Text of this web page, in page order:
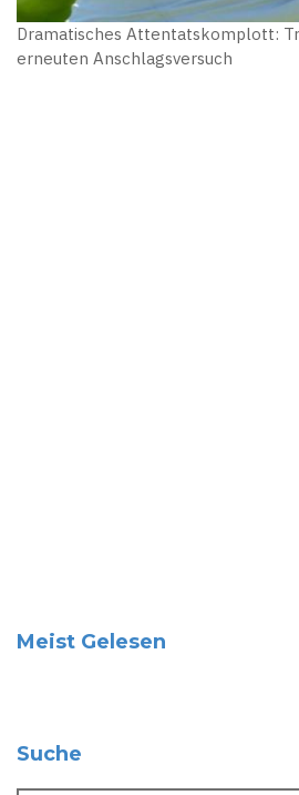
Dramatisches Attentatskomplott:
erneuten Anschlagsversuch
Meist Gelesen
Suche